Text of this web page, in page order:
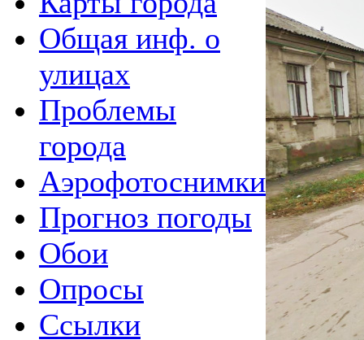
Общая инф. о
улицах
Проблемы
города
Аэрофотоснимки
Прогноз погоды
Обои
Опросы
Ссылки